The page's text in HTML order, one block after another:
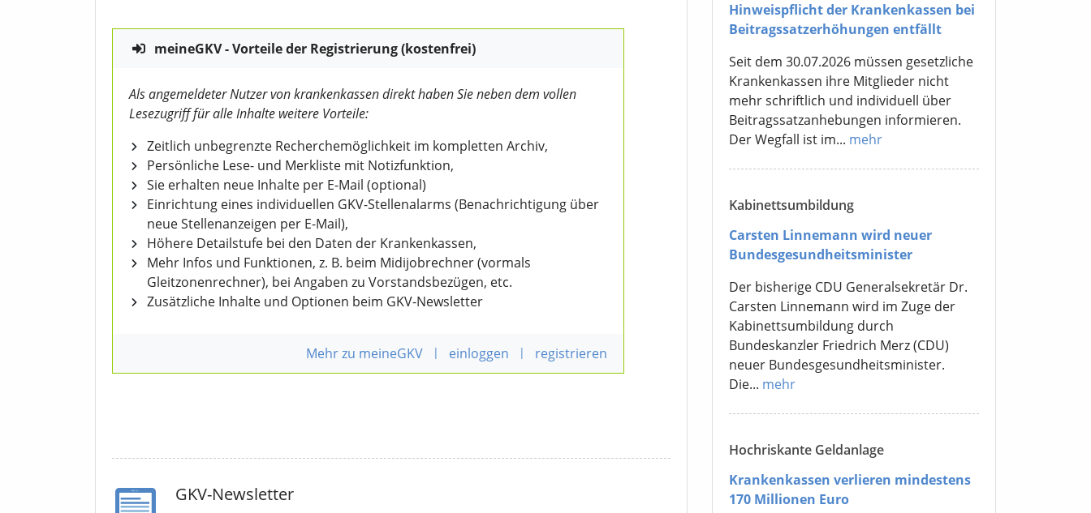
meineGKV - Vorteile der Registrierung (kostenfrei)
Als angemeldeter Nutzer von krankenkassen direkt haben Sie neben dem vollen
Lesezugriff für alle Inhalte weitere Vorteile:
Zeitlich unbegrenzte Recherchemöglichkeit im kompletten Archiv,
Persönliche Lese- und Merkliste mit Notizfunktion,
Sie erhalten neue Inhalte per E-Mail (optional)
Einrichtung eines individuellen GKV-Stellenalarms (Benachrichtigung über
neue Stellenanzeigen per E-Mail),
Höhere Detailstufe bei den Daten der Krankenkassen,
Mehr Infos und Funktionen, z. B. beim Midijobrechner (vormals
Gleitzonenrechner), bei Angaben zu Vorstandsbezügen, etc.
Zusätzliche Inhalte und Optionen beim GKV-Newsletter
Mehr zu meineGKV | einloggen | registrieren
GKV-Newsletter
Hinweispflicht der Krankenkassen bei
Beitragssatzerhöhungen entfällt
Seit dem 30.07.2026 müssen gesetzliche
Krankenkassen ihre Mitglieder nicht
mehr schriftlich und individuell über
Beitragssatzanhebungen informieren.
Der Wegfall ist im... mehr
Kabinettsumbildung
Carsten Linnemann wird neuer
Bundesgesundheitsminister
Der bisherige CDU Generalsekretär Dr.
Carsten Linnemann wird im Zuge der
Kabinettsumbildung durch
Bundeskanzler Friedrich Merz (CDU)
neuer Bundesgesundheitsminister.
Die... mehr
Hochriskante Geldanlage
Krankenkassen verlieren mindestens
170 Millionen Euro